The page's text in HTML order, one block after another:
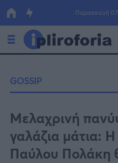
Παρασκευή
Οικονομία
Πολιτική
Τράπεζες
Επιδοτήσεις
Κόσμος
GOSSIP
Μελαχρινή
γαλάζια μάτια:
Παύλου Πολάκη